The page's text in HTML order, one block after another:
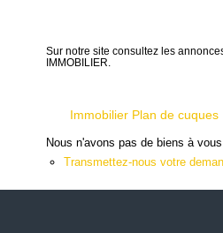
Sur notre site consultez les
IMMOBILIER.
Immobilier Plan de cuques
Nous n'avons pas de biens à
Transmettez-nous votre